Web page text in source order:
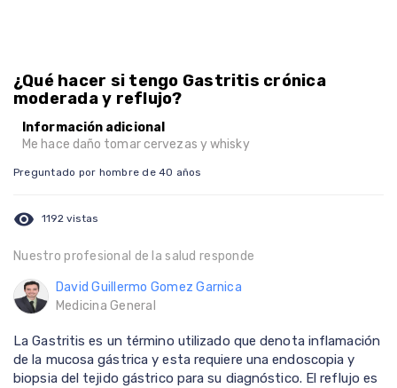
¿Qué hacer si tengo Gastritis crónica
moderada y reflujo?
Información adicional
Me hace daño tomar cervezas y whisky
Preguntado por hombre de 40 años
visibility 1192 vistas
Nuestro profesional de la salud responde
David Guillermo Gomez Garnica
Medicina General
La Gastritis es un término utilizado que denota inflamación
de la mucosa gástrica y esta requiere una endoscopia y
biopsia del tejido gástrico para su diagnóstico. El reflujo es